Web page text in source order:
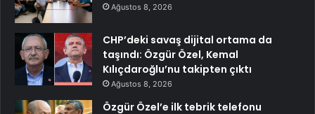
Ağustos 8, 2026
CHP’deki savaş dijital ortama da
taşındı: Özgür Özel, Kemal
Kılıçdaroğlu’nu takipten çıktı
Ağustos 8, 2026
Özgür Özel’e ilk tebrik telefonu